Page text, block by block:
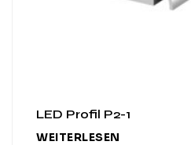
LED Profil P2-1
WEITERLESEN